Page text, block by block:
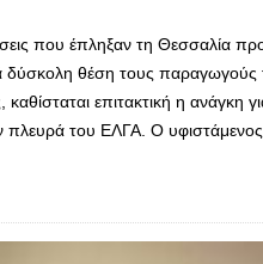
που έπληξαν τη Θεσσαλία
δύσκολη θέση τους
καθίσταται επιτακτική η ανάγκη
του ΕΛΓΑ. Ο